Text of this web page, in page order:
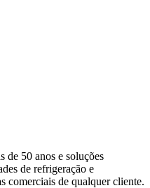
de 50 anos e soluções
de refrigeração e
comerciais de qualquer cliente.